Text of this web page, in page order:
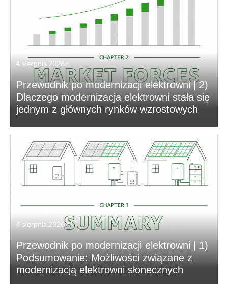
4 sierpnia 2026 r.
Przewodnik po modernizacji elektrowni | 2)
Dlaczego modernizacja elektrowni stała się
jednym z głównych rynków wzrostowych
4 sierpnia 2026 r.
Przewodnik po modernizacji elektrowni | 1)
Podsumowanie: Możliwości związane z
modernizacją elektrowni słonecznych